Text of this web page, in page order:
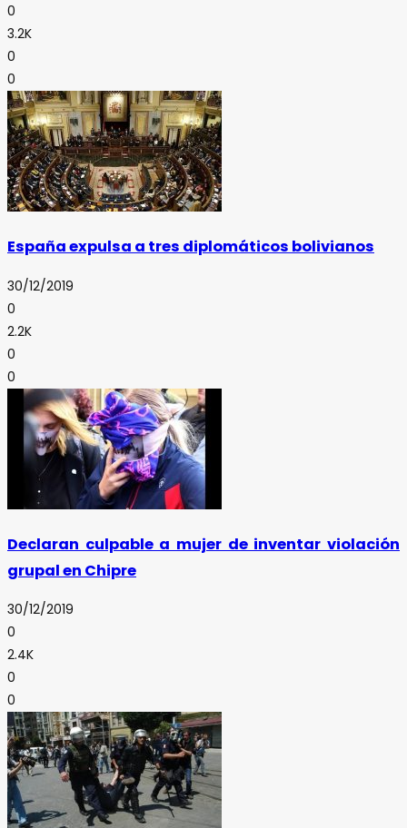
0
3.2K
0
0
España expulsa a tres diplomáticos bolivianos
30/12/2019
0
2.2K
0
0
Declaran culpable a mujer de inventar violación
grupal en Chipre
30/12/2019
0
2.4K
0
0